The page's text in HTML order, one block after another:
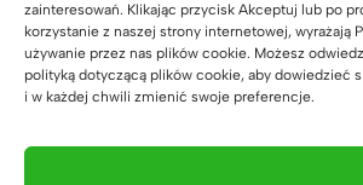
zainteresowań. Klikając przycisk Akceptuj lub po
korzystanie z naszej strony internetowej, wyrażają
używanie przez nas plików cookie. Możesz
polityką dotyczącą plików cookie, aby dowiedzieć
i w każdej chwili zmienić swoje preferencje.